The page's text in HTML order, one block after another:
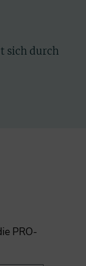
sich durch
PRO-